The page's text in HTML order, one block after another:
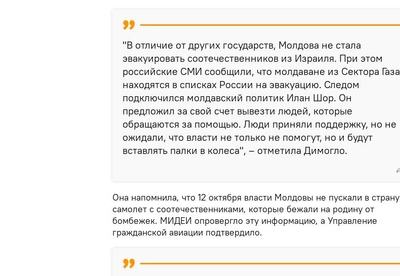
"В отличие от других государств, Молдова не стала
эвакуировать соотечественников из Израиля. При этом
российские СМИ сообщили, что молдаване из Сектора Газа
находятся в списках России на эвакуацию. Следом
подключился молдавский политик Илан Шор. Он
предложил за свой счет вывезти людей, которые
обращаются за помощью. Люди приняли поддержку, но не
ожидали, что власти не только не помогут, но и будут
вставлять палки в колеса", – отметила Димогло.
Она напомнила, что 12 октября власти Молдовы не пускали в страну
самолет с соотечественниками, которые бежали на родину от
бомбежек. МИДЕИ опровергло эту информацию, а Управление
гражданской авиации подтвердило.